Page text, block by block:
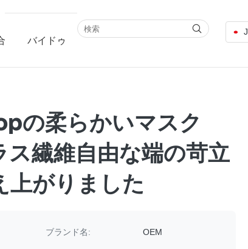
バイドゥ
の柔らかいマスク
繊維自由な端の苛立
上がりました
ブランド名: OEM